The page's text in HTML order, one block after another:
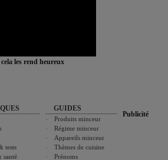
les rend heureux
tests
santé
GUIDES
Produits minceur
Régime minceur
Appareils minceur
Thèmes de cuisine
Prénoms
Publicité